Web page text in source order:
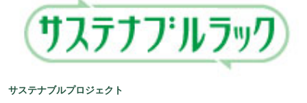
サステナブルプロジェクト